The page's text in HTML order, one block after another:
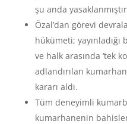
şu anda
Özal’dan görevi
hükümeti;
ve halk arasında ‘tek
adlandırılan
kararı aldı.
Tüm deneyimli
kumarhanenin